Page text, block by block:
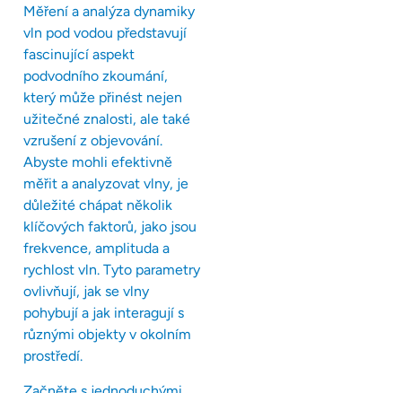
Měření a analýza dynamiky
vln pod vodou představují
fascinující aspekt
podvodního zkoumání,
který může přinést nejen
užitečné znalosti, ale také
vzrušení z objevování.
Abyste mohli efektivně
měřit a analyzovat vlny, je
důležité chápat několik
klíčových faktorů, jako jsou
frekvence, amplituda a
rychlost vln. Tyto parametry
ovlivňují, jak se vlny
pohybují a jak interagují s
různými objekty v okolním
prostředí.